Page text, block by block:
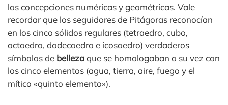
las concepciones numéricas y geométricas. Vale
recordar que los seguidores de Pitágoras reconocían
en los cinco sólidos regulares (tetraedro, cubo,
octaedro, dodecaedro e icosaedro) verdaderos
símbolos de bellezaque se homologaban a su vez con
los cinco elementos (agua, tierra, aire, fuego y el
mítico «quinto elemento»).